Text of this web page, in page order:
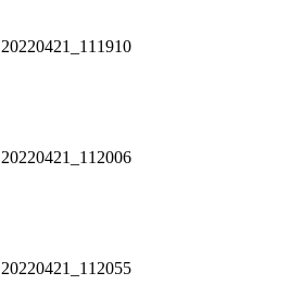
20220421_111910
20220421_112006
20220421_112055